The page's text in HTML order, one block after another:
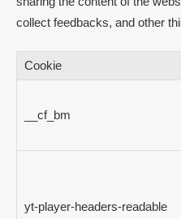
collect feedbacks, and other
Cookie
__cf_bm
yt-player-headers-readable